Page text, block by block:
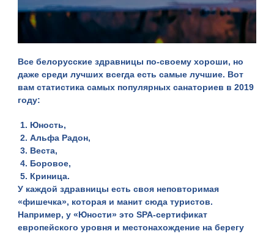
Все белорусские здравницы по-своему хороши, но
даже среди лучших всегда есть самые лучшие. Вот
вам статистика самых популярных санаториев в 2019
году:
Юность,
Альфа Радон,
Веста,
Боровое,
Криница.
У каждой здравницы есть своя неповторимая
«фишечка», которая и манит сюда туристов.
Например, у «Юности» это SPA-сертификат
европейского уровня и местонахождение на берегу